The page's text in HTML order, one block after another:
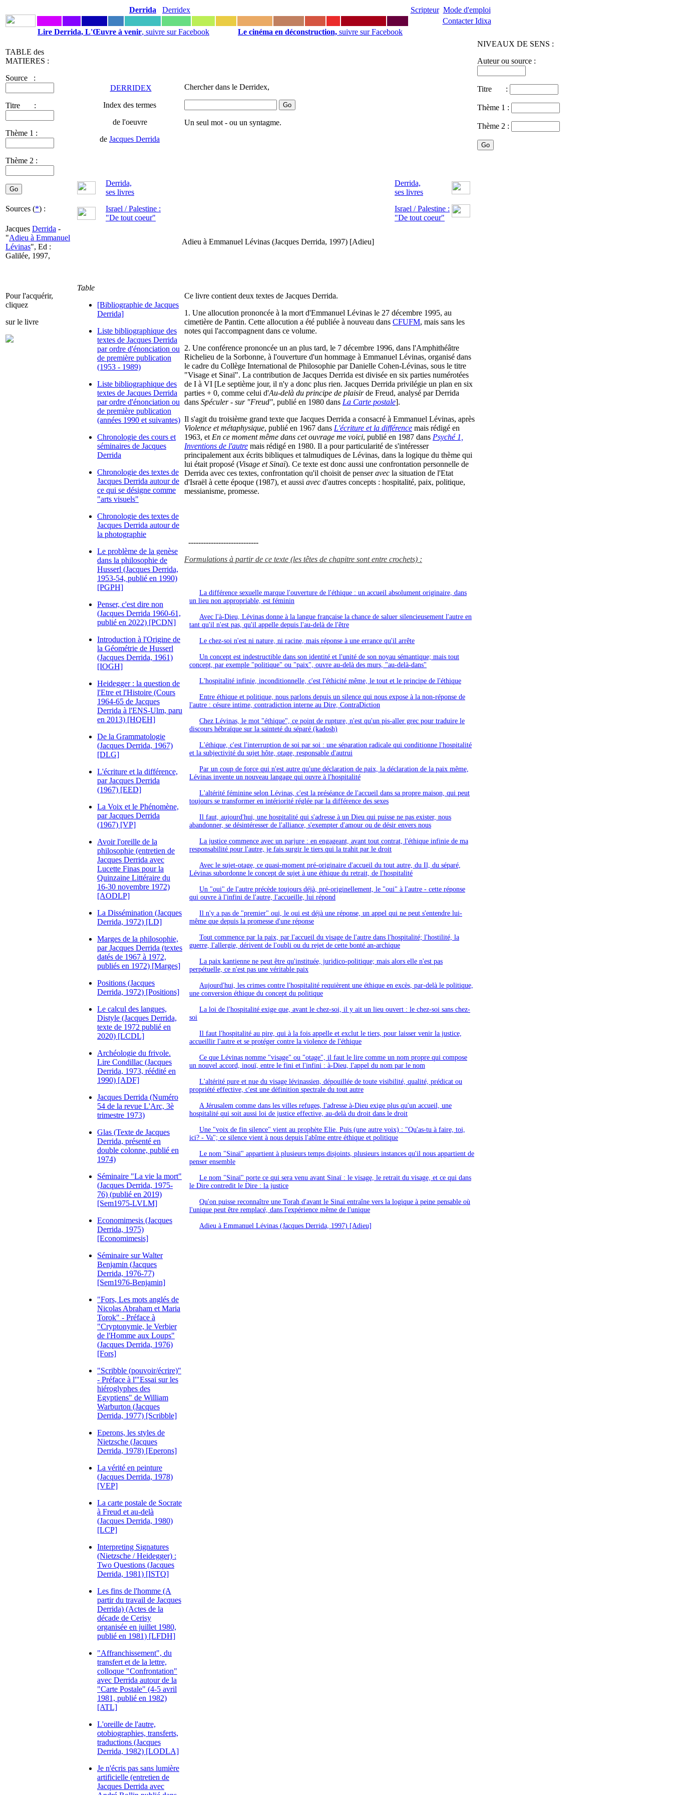
Derrida Derridex Scripteur Mode d'emploi
Contacter Idixa
Lire Derrida, L'Œuvre à venir, suivre sur Facebook Le cinéma en déconstruction, suivre sur Facebook
TABLE des
MATIERES :
Source :
Titre :
Thème 1 :
Thème 2 :
NIVEAUX DE SENS :
Auteur ou source :
Titre :
Thème 1 :
Thème 2 :
DERRIDEX
Index des termes
de l'oeuvre
de Jacques Derrida
Chercher dans le Derridex,
Un seul mot - ou un syntagme.
Derrida,
ses livres
Derrida,
ses livres
Sources (*) :
Israel / Palestine :
"De tout coeur"
Israel / Palestine :
"De tout coeur"
Jacques Derrida -
"Adieu à Emmanuel
Lévinas", Ed :
Galilée, 1997,
Adieu à Emmanuel Lévinas (Jacques Derrida, 1997) [Adieu]
Pour l'acquérir,
cliquez
sur le livre
Table
[Bibliographie de Jacques
Derrida]
Liste bibliographique des
textes de Jacques Derrida
par ordre d'énonciation ou
de première publication
(1953 - 1989)
Liste bibliographique des
textes de Jacques Derrida
par ordre d'énonciation ou
de première publication
(années 1990 et suivantes)
Chronologie des cours et
séminaires de Jacques
Derrida
Chronologie des textes de
Jacques Derrida autour de
ce qui se désigne comme
"arts visuels"
Chronologie des textes de
Jacques Derrida autour de
la photographie
Le problème de la genèse
dans la philosophie de
Husserl (Jacques Derrida,
1953-54, publié en 1990)
[PGPH]
Penser, c'est dire non
(Jacques Derrida 1960-61,
publié en 2022) [PCDN]
Introduction à l'Origine de
la Géométrie de Husserl
(Jacques Derrida, 1961)
[IOGH]
Heidegger : la question de
l'Etre et l'Histoire (Cours
1964-65 de Jacques
Derrida à l'ENS-Ulm, paru
en 2013) [HQEH]
De la Grammatologie
(Jacques Derrida, 1967)
[DLG]
L'écriture et la différence,
par Jacques Derrida
(1967) [EED]
La Voix et le Phénomène,
par Jacques Derrida
(1967) [VP]
Avoir l'oreille de la
philosophie (entretien de
Jacques Derrida avec
Lucette Finas pour la
Quinzaine Littéraire du
16-30 novembre 1972)
[AODLP]
La Dissémination (Jacques
Derrida, 1972) [LD]
Marges de la philosophie,
par Jacques Derrida (textes
datés de 1967 à 1972,
publiés en 1972) [Marges]
Positions (Jacques
Derrida, 1972) [Positions]
Le calcul des langues,
Distyle (Jacques Derrida,
texte de 1972 publié en
2020) [LCDL]
Archéologie du frivole.
Lire Condillac (Jacques
Derrida, 1973, réédité en
1990) [ADF]
Jacques Derrida (Numéro
54 de la revue L'Arc, 3è
trimestre 1973)
Glas (Texte de Jacques
Derrida, présenté en
double colonne, publié en
1974)
Séminaire "La vie la mort"
(Jacques Derrida, 1975-
76) (publié en 2019)
[Sem1975-LVLM]
Economimesis (Jacques
Derrida, 1975)
[Economimesis]
Séminaire sur Walter
Benjamin (Jacques
Derrida, 1976-77)
[Sem1976-Benjamin]
"Fors, Les mots anglés de
Nicolas Abraham et Maria
Torok" - Préface à
"Cryptonymie, le Verbier
de l'Homme aux Loups"
(Jacques Derrida, 1976)
[Fors]
"Scribble (pouvoir/écrire)"
- Préface à l'"Essai sur les
hiéroglyphes des
Egyptiens" de William
Warburton (Jacques
Derrida, 1977) [Scribble]
Eperons, les styles de
Nietzsche (Jacques
Derrida, 1978) [Eperons]
La vérité en peinture
(Jacques Derrida, 1978)
[VEP]
La carte postale de Socrate
à Freud et au-delà
(Jacques Derrida, 1980)
[LCP]
Interpreting Signatures
(Nietzsche / Heidegger) :
Two Questions (Jacques
Derrida, 1981) [ISTQ]
Les fins de l'homme (A
partir du travail de Jacques
Derrida) (Actes de la
décade de Cerisy
organisée en juillet 1980,
publié en 1981) [LFDH]
"Affranchissement", du
transfert et de la lettre,
colloque "Confrontation"
avec Derrida autour de la
"Carte Postale" (4-5 avril
1981, publié en 1982)
[ATL]
L'oreille de l'autre,
otobiographies, transferts,
traductions (Jacques
Derrida, 1982) [LODLA]
Je n'écris pas sans lumière
artificielle (entretien de
Jacques Derrida avec
Ce livre contient deux textes de Jacques Derrida.
1. Une allocution prononcée à la mort d'Emmanuel Lévinas le 27 décembre 1995, au
cimetière de Pantin. Cette allocution a été publiée à nouveau dans CFUFM, mais sans les
notes qui l'accompagnent dans ce volume.
2. Une conférence prononcée un an plus tard, le 7 décembre 1996, dans l'Amphithéâtre
Richelieu de la Sorbonne, à l'ouverture d'un hommage à Emmanuel Lévinas, organisé dans
le cadre du Collège International de Philosophie par Danielle Cohen-Lévinas, sous le titre
"Visage et Sinaï". La contribution de Jacques Derrida est divisée en six parties numérotées
de I à VI [Le septième jour, il n'y a donc plus rien. Jacques Derrida privilégie un plan en six
parties + 0, comme celui d'Au-delà du principe de plaisirde Freud, analysé par Derrida
dans Spéculer - sur "Freud", publié en 1980 dans La Carte postale].
Il s'agit du troisième grand texte que Jacques Derrida a consacré à Emmanuel Lévinas, après
Violence et métaphysique, publié en 1967 dans L'écriture et la différence mais rédigé en
1963, et En ce moment même dans cet ouvrage me voici, publié en 1987 dans Psyché 1,
Inventions de l'autre mais rédigé en 1980. Il a pour particularité de s'intéresser
principalement aux écrits bibliques et talmudiques de Lévinas, dans la logique du thème qui
lui était proposé (Visage et Sinaï). Ce texte est donc aussi une confrontation personnelle de
Derrida avec ces textes, confrontation qu'il choisit de penseravec la situation de l'Etat
d'Israël à cette époque (1987), et aussi avec d'autres concepts : hospitalité, paix, politique,
messianisme, promesse.
----------------------------
Formulations à partir de ce texte (les têtes de chapitre sont entre crochets) :
La différence sexuelle marque l'ouverture de l'éthique : un accueil absolument originaire, dans
un lieu non appropriable, est féminin
Avec l'à-Dieu, Lévinas donne à la langue française la chance de saluer silencieusement l'autre en
tant qu'il n'est pas, qu'il appelle depuis l'au-delà de l'être
Le chez-soi n'est ni nature, ni racine, mais réponse à une errance qu'il arrête
Un concept est indestructible dans son identité et l'unité de son noyau sémantique; mais tout
concept, par exemple "politique" ou "paix", ouvre au-delà des murs, "au-delà-dans"
L'hospitalité infinie, inconditionnelle, c'est l'éthicité même, le tout et le principe de l'éthique
Entre éthique et politique, nous parlons depuis un silence qui nous expose à la non-réponse de
l'autre : césure intime, contradiction interne au Dire, ContraDiction
Chez Lévinas, le mot "éthique", ce point de rupture, n'est qu'un pis-aller grec pour traduire le
discours hébraïque sur la sainteté du séparé (kadosh)
L'éthique, c'est l'interruption de soi par soi : une séparation radicale qui conditionne l'hospitalité
et la subjectivité du sujet hôte, otage, responsable d'autrui
Par un coup de force qui n'est autre qu'une déclaration de paix, la déclaration de la paix même,
Lévinas invente un nouveau langage qui ouvre à l'hospitalité
L'altérité féminine selon Lévinas, c'est la préséance de l'accueil dans sa propre maison, qui peut
toujours se transformer en intériorité réglée par la différence des sexes
Il faut, aujourd'hui, une hospitalité qui s'adresse à un Dieu qui puisse ne pas exister, nous
abandonner, se désintéresser de l'alliance, s'exempter d'amour ou de désir envers nous
La justice commence avec un parjure : en engageant, avant tout contrat, l'éthique infinie de ma
responsabilité pour l'autre, je fais surgir le tiers qui la trahit par le droit
Avec le sujet-otage, ce quasi-moment pré-originaire d'accueil du tout autre, du Il, du séparé,
Lévinas subordonne le concept de sujet à une éthique du retrait, de l'hospitalité
Un "oui" de l'autre précède toujours déjà, pré-originellement, le "oui" à l'autre - cette réponse
qui ouvre à l'infini de l'autre, l'accueille, lui répond
Il n'y a pas de "premier" oui, le oui est déjà une réponse, un appel qui ne peut s'entendre lui-
même que depuis la promesse d'une réponse
Tout commence par la paix, par l'accueil du visage de l'autre dans l'hospitalité; l'hostilité, la
guerre, l'allergie, dérivent de l'oubli ou du rejet de cette bonté an-archique
La paix kantienne ne peut être qu'instituée, juridico-politique; mais alors elle n'est pas
perpétuelle, ce n'est pas une véritable paix
Aujourd'hui, les crimes contre l'hospitalité requièrent une éthique en excès, par-delà le politique,
une conversion éthique du concept du politique
La loi de l'hospitalité exige que, avant le chez-soi, il y ait un lieu ouvert : le chez-soi sans chez-
soi
Il faut l'hospitalité au pire, qui à la fois appelle et exclut le tiers, pour laisser venir la justice,
accueillir l'autre et se protéger contre la violence de l'éthique
Ce que Lévinas nomme "visage" ou "otage", il faut le lire comme un nom propre qui compose
un nouvel accord, inouï, entre le fini et l'infini : à-Dieu, l'appel du nom par le nom
L'altérité pure et nue du visage lévinassien, dépouillée de toute visibilité, qualité, prédicat ou
propriété effective, c'est une définition spectrale du tout autre
A Jérusalem comme dans les villes refuges, l'adresse à-Dieu exige plus qu'un accueil, une
hospitalité qui soit aussi loi de justice effective, au-delà du droit dans le droit
Une "voix de fin silence" vient au prophète Elie. Puis (une autre voix) : "Qu'as-tu à faire, toi,
ici? - Va"; ce silence vient à nous depuis l'abîme entre éthique et politique
Le nom "Sinaï" appartient à plusieurs temps disjoints, plusieurs instances qu'il nous appartient de
penser ensemble
Le nom "Sinaï" porte ce qui sera venu avant Sinaï : le visage, le retrait du visage, et ce qui dans
le Dire contredit le Dire : la justice
Qu'on puisse reconnaître une Torah d'avant le Sinaï entraîne vers la logique à peine pensable où
l'unique peut être remplacé, dans l'expérience même de l'unique
Adieu à Emmanuel Lévinas (Jacques Derrida, 1997) [Adieu]